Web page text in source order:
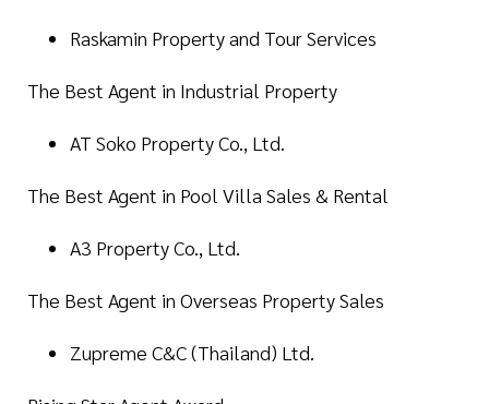
Raskamin Property and Tour Services
The Best Agent in Industrial Property
AT Soko Property Co., Ltd.
The Best Agent in Pool Villa Sales & Rental
A3 Property Co., Ltd.
The Best Agent in Overseas Property Sales
Zupreme C&C (Thailand) Ltd.